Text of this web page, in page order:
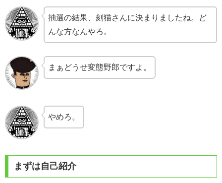
抽選の結果、刻猫さんに決まりましたね。ど
んな方なんやろ。
まぁどうせ変態野郎ですよ。
やめろ。
まずは自己紹介